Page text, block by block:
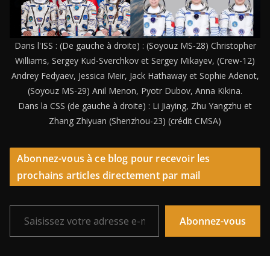
Dans l'ISS : (De gauche à droite) : (Soyouz MS-28) Christopher
Williams, Sergey Kud-Sverchkov et Sergey Mikayev, (Crew-12)
Andrey Fedyaev, Jessica Meir, Jack Hathaway et Sophie Adenot,
(Soyouz MS-29) Anil Menon, Pyotr Dubov, Anna Kikina.
Dans la CSS (de gauche à droite) : Li Jiaying, Zhu Yangzhu et
Zhang Zhiyuan (Shenzhou-23) (crédit CMSA)
Abonnez-vous à ce blog pour recevoir les
prochains articles directement par mail
Saisissez votre adresse e-mail…
Abonnez-vous